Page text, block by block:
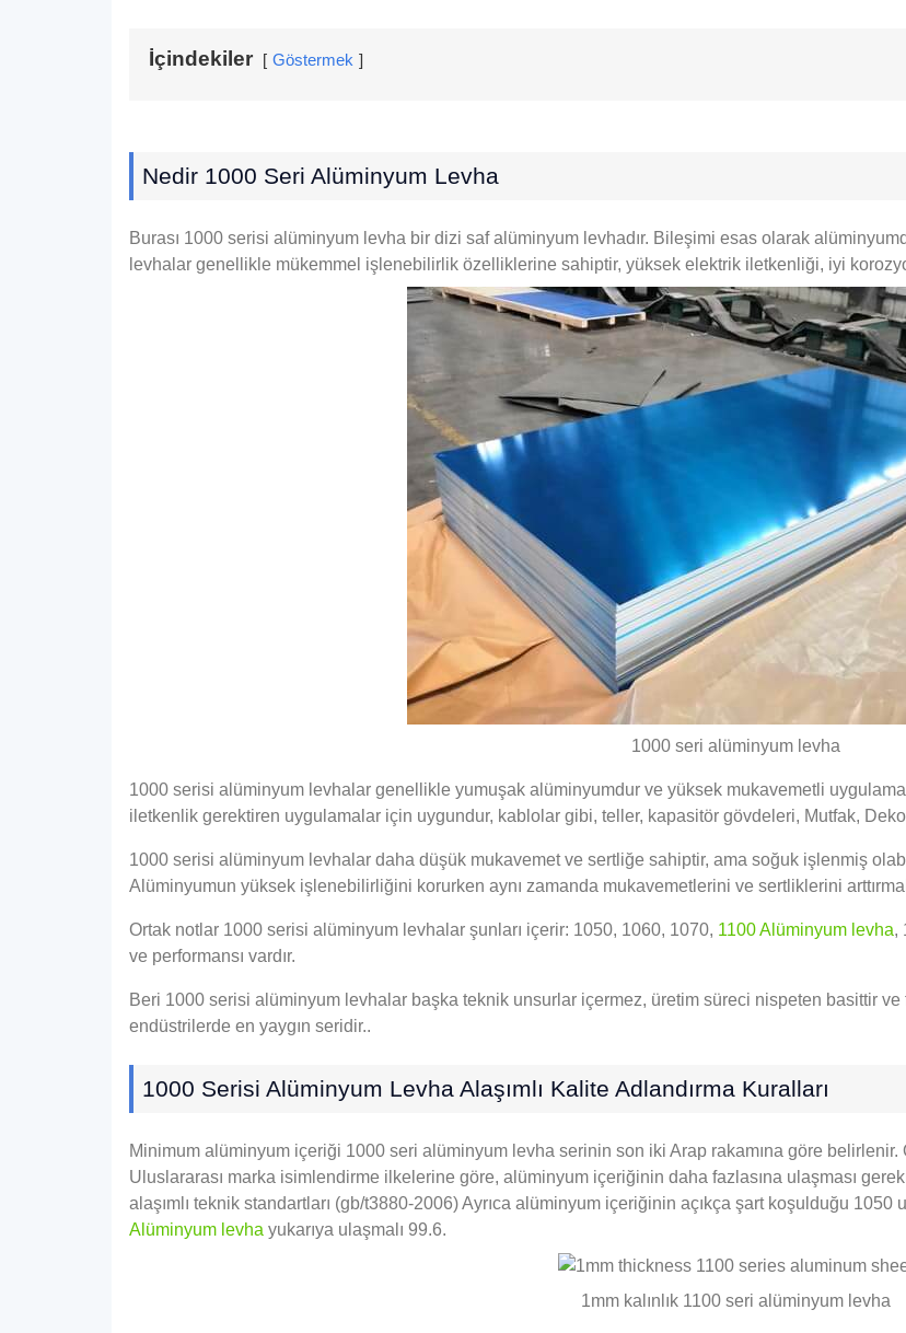
İçindekiler Göstermek
Nedir 1000 Seri Alüminyum Levha
Burası 1000 serisi alüminyum levha bir dizi saf alüminyum levhadır. Bileşimi esas olarak
levhalar genellikle mükemmel işlenebilirlik özelliklerine sahiptir, yüksek elektrik iletkenliği, iyi
1000 seri alüminyum levha
1000 serisi alüminyum levhalar genellikle yumuşak alüminyumdur ve yüksek mukavemetli
iletkenlik gerektiren uygulamalar için uygundur, kablolar gibi, teller, kapasitör gövdeleri, Mutfak,
1000 serisi alüminyum levhalar daha düşük mukavemet ve sertliğe sahiptir, ama soğuk işlenmiş
Alüminyumun yüksek işlenebilirliğini korurken aynı zamanda mukavemetlerini ve sertliklerini
Ortak notlar 1000 serisi alüminyum levhalar şunları içerir: 1050, 1060, 1070, 1100 Alüminyum levha,
ve performansı vardır.
Beri 1000 serisi alüminyum levhalar başka teknik unsurlar içermez, üretim süreci nispeten basittir ve
endüstrilerde en yaygın seridir..
1000 Serisi Alüminyum Levha Alaşımlı Kalite Adlandırma Kuralları
Minimum alüminyum içeriği 1000 seri alüminyum levha serinin son iki Arap rakamına göre belirlenir.
Uluslararası marka isimlendirme ilkelerine göre, alüminyum içeriğinin daha fazlasına ulaşması
alaşımlı teknik standartları (gb/t3880-2006) Ayrıca alüminyum içeriğinin açıkça şart koşulduğu 1050
Alüminyum levha yukarıya ulaşmalı 99.6.
1mm kalınlık 1100 seri alüminyum levha